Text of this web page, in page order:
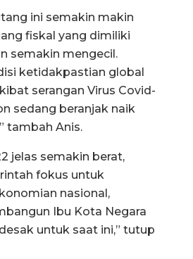
ini semakin makin
fiskal yang dimiliki
semakin mengecil.
ketidakpastian global
serangan Virus Covid-
sedang beranjak naik
tambah Anis.
jelas semakin berat,
fokus untuk
nasional,
Ibu Kota Negara
untuk saat ini,” tutup